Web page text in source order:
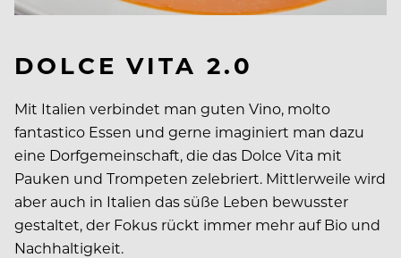
DOLCE VITA 2.0
Mit Italien verbindet man guten Vino, molto
fantastico Essen und gerne imaginiert man dazu
eine Dorfgemeinschaft, die das Dolce Vita mit
Pauken und Trompeten zelebriert. Mittlerweile wird
aber auch in Italien das süße Leben bewusster
gestaltet, der Fokus rückt immer mehr auf Bio und
Nachhaltigkeit.